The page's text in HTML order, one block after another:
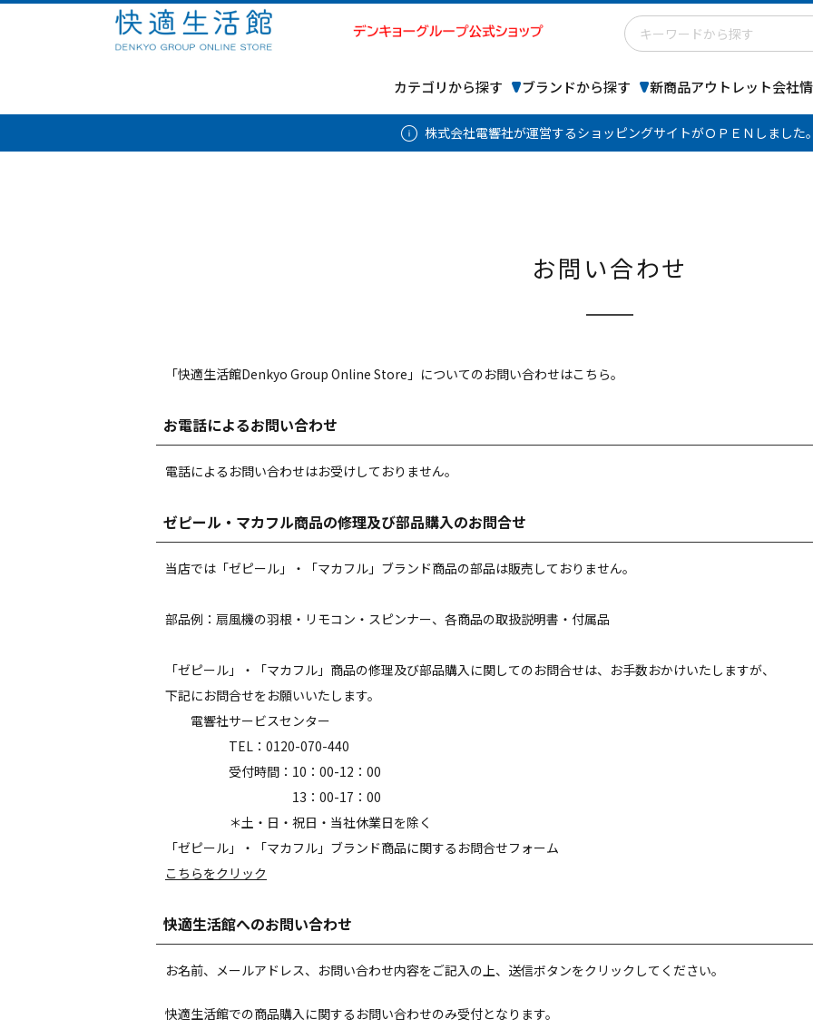
カテゴリから探す ブランドから探す 新商品アウトレット会社
株式会社電響社が運営するショッピングサイトがＯＰＥＮしました
お問い合わせ
「快適生活館Denkyo Group Online Store」についてのお問い合わせはこちら。
お電話によるお問い合わせ
電話によるお問い合わせはお受けしておりません。
ゼピール・マカフル商品の修理及び部品購入のお問合せ
当店では「ゼピール」・「マカフル」ブランド商品の部品は販売しておりません。
部品例：扇風機の羽根・リモコン・スピンナー、各商品の取扱説明書・付属品
「ゼピール」・「マカフル」商品の修理及び部品購入に関してのお問合せは、お手数おかけいたしますが、
下記にお問合せをお願いいたします。
電響社サービスセンター
TEL：0120-070-440
受付時間：10：00-12：00
13：00-17：00
＊土・日・祝日・当社休業日を除く
「ゼピール」・「マカフル」ブランド商品に関するお問合せフォーム
こちらをクリック
快適生活館へのお問い合わせ
お名前、メールアドレス、お問い合わせ内容をご記入の上、送信ボタンをクリックしてください。
快適生活館での商品購入に関するお問い合わせのみ受付となります。